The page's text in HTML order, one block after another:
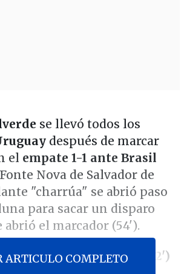
se llevó todos los
después de marcar
el empate 1-1 ante Brasil
Nova de Salvador de
"charrúa" se abrió paso
para sacar un disparo
abrió el marcador (54').
la otra veredaGerson (62')
ARTICULO COMPLETO